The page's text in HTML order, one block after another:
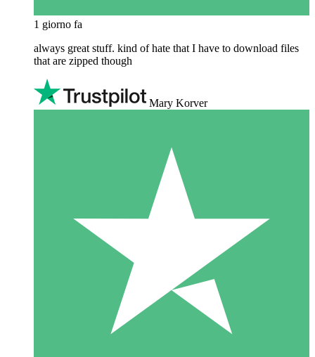
1 giorno fa
always great stuff. kind of hate that I have to download files
that are zipped though
Mary Korver